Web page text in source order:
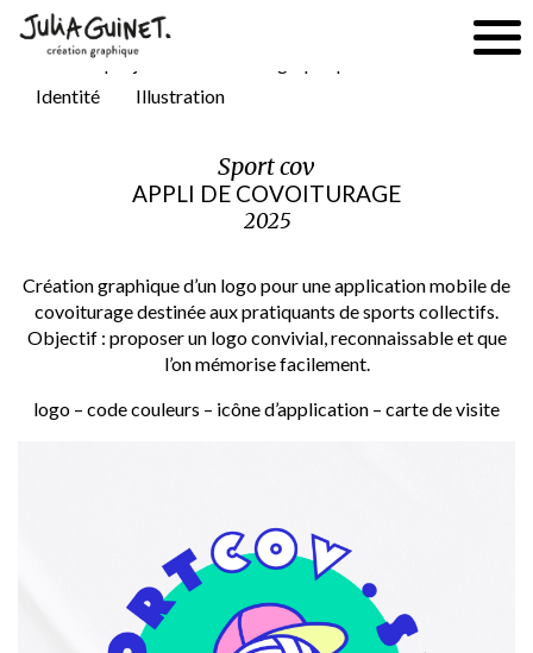
Tous les projets
Identité
Illustration
Sport cov
APPLI DE COVOITURAGE
2025
Création graphique d’un logo pour une application mobile de
covoiturage destinée aux pratiquants de sports collectifs.
Objectif : proposer un logo convivial, reconnaissable et que
l’on mémorise facilement.
logo – code couleurs – icône d’application – carte de visite